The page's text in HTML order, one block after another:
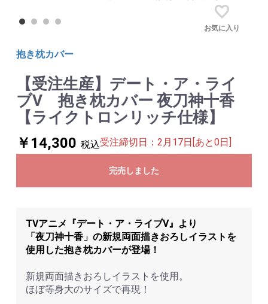
お気に入り
抱き枕カバー
【受注生産】デート・ア・ライ
ブⅤ 抱き枕カバー 夜刀神十香
【ライクトロンリッチ仕様】
￥14,300 税込受注締切日：2月17日[あと0日]
完売しました
TVアニメ『デート・ア・ライブV』より
「夜刀神十香」の新規両面描きおろしイラストを
使用した抱き枕カバーが登場！
新規両面描きおろしイラストを使用。
ほぼ等身大のサイズで再現！